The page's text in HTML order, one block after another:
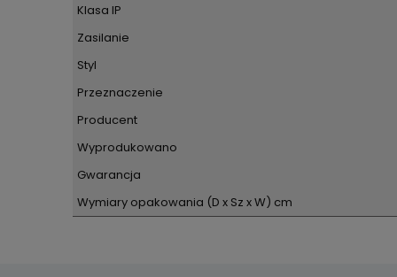
Klasa IP
Zasilanie
Styl
Przeznaczenie
Producent
Wyprodukowano
Gwarancja
Wymiary opakowania (D x Sz x W) cm